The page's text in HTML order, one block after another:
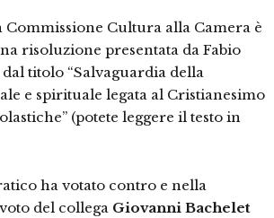
Commissione Cultura alla Camera è
risoluzione presentata da Fabio
titolo “Salvaguardia della
e spirituale legata al Cristianesimo
(potete leggere il testo in
ha votato contro e nella
del collega Giovanni Bachelet